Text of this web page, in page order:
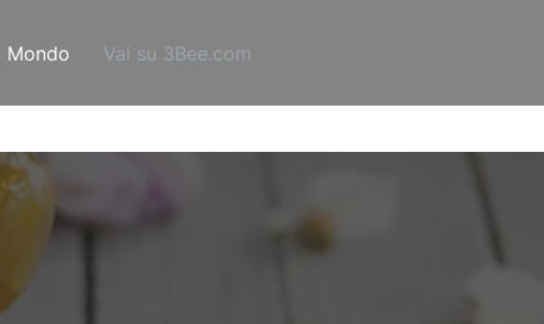
Mondo Vai su 3Bee.com